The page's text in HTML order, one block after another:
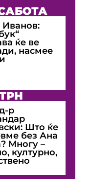
ќе ве
насмее
р
Што ќе
без Ана
Многу –
културно,